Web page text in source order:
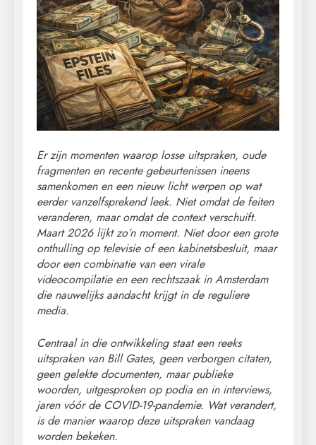
Er zijn momenten waarop losse uitspraken, oude
fragmenten en recente gebeurtenissen ineens
samenkomen en een nieuw licht werpen op wat
eerder vanzelfsprekend leek. Niet omdat de feiten
veranderen, maar omdat de context verschuift.
Maart 2026 lijkt zo’n moment. Niet door een grote
onthulling op televisie of een kabinetsbesluit, maar
door een combinatie van een virale
videocompilatie en een rechtszaak in Amsterdam
die nauwelijks aandacht krijgt in de reguliere
media.
Centraal in die ontwikkeling staat een reeks
uitspraken van Bill Gates, geen verborgen citaten,
geen gelekte documenten, maar publieke
woorden, uitgesproken op podia en in interviews,
jaren vóór de COVID-19-pandemie. Wat verandert,
is de manier waarop deze uitspraken vandaag
worden bekeken.